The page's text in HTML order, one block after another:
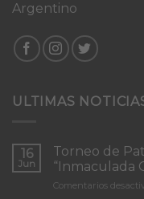
Argentino
ULTIMAS
16
Jun
Torneo de
“Inmaculada
Comentarios